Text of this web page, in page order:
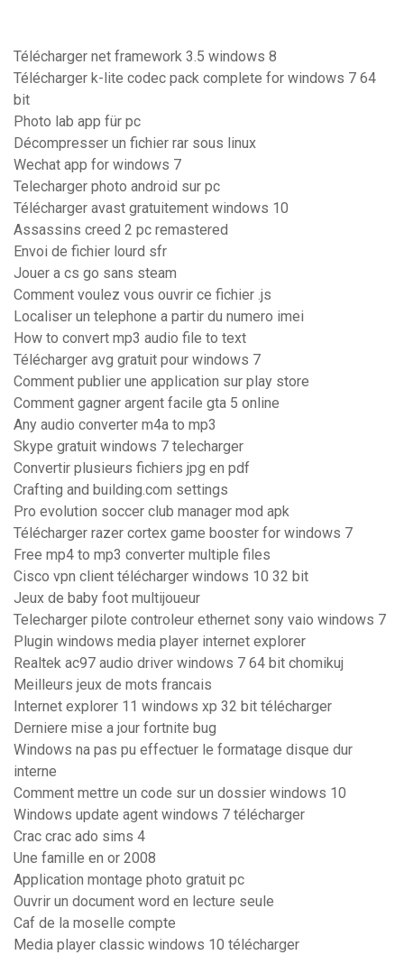
Télécharger net framework 3.5 windows 8
Télécharger k-lite codec pack complete for windows 7 64
bit
Photo lab app für pc
Décompresser un fichier rar sous linux
Wechat app for windows 7
Telecharger photo android sur pc
Télécharger avast gratuitement windows 10
Assassins creed 2 pc remastered
Envoi de fichier lourd sfr
Jouer a cs go sans steam
Comment voulez vous ouvrir ce fichier .js
Localiser un telephone a partir du numero imei
How to convert mp3 audio file to text
Télécharger avg gratuit pour windows 7
Comment publier une application sur play store
Comment gagner argent facile gta 5 online
Any audio converter m4a to mp3
Skype gratuit windows 7 telecharger
Convertir plusieurs fichiers jpg en pdf
Crafting and building.com settings
Pro evolution soccer club manager mod apk
Télécharger razer cortex game booster for windows 7
Free mp4 to mp3 converter multiple files
Cisco vpn client télécharger windows 10 32 bit
Jeux de baby foot multijoueur
Telecharger pilote controleur ethernet sony vaio windows 7
Plugin windows media player internet explorer
Realtek ac97 audio driver windows 7 64 bit chomikuj
Meilleurs jeux de mots francais
Internet explorer 11 windows xp 32 bit télécharger
Derniere mise a jour fortnite bug
Windows na pas pu effectuer le formatage disque dur
interne
Comment mettre un code sur un dossier windows 10
Windows update agent windows 7 télécharger
Crac crac ado sims 4
Une famille en or 2008
Application montage photo gratuit pc
Ouvrir un document word en lecture seule
Caf de la moselle compte
Media player classic windows 10 télécharger